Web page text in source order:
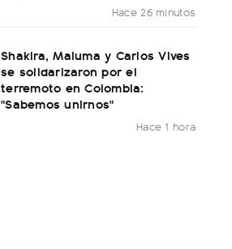
Hace 26 minutos
Shakira, Maluma y Carlos Vives
se solidarizaron por el
terremoto en Colombia:
"Sabemos unirnos"
Hace 1 hora